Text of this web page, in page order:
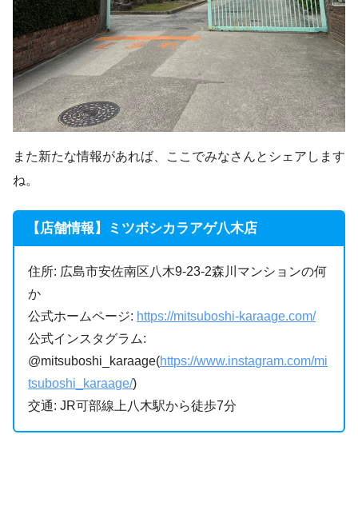
また新たな情報があれば、ここでみなさんとシェアします
ね。
【店舗情報】ミツボシカラアゲ八木店
住所: 広島市安佐南区八木9-23-2森川マンションの何
か
公式ホームページ: https://mitsuboshi-karaage.com/
公式インスタグラム:
@mitsuboshi_karaage(https://www.instagram.com/mi
tsuboshi_karaage/)
交通: JR可部線上八木駅から徒歩7分